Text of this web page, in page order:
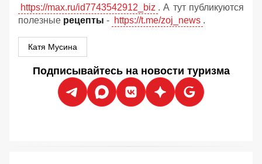
https://max.ru/id7743542912_biz . А тут публикуются
полезные рецепты - https://t.me/zoj_news .
Катя Мусина
Подписывайтесь на новости туризма